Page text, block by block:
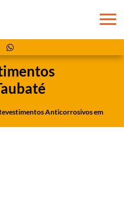
Anticorrosivos em